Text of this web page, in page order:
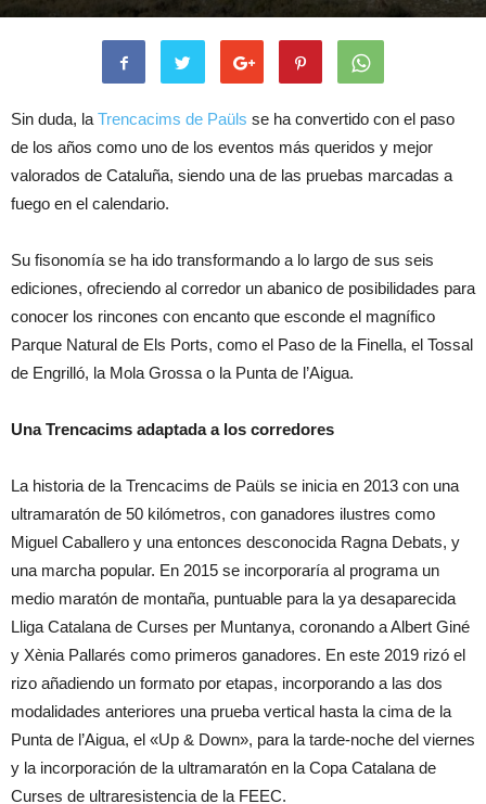
Sin duda, la Trencacims de Paüls se ha convertido con el paso
de los años como uno de los eventos más queridos y mejor
valorados de Cataluña, siendo una de las pruebas marcadas a
fuego en el calendario.
Su fisonomía se ha ido transformando a lo largo de sus seis
ediciones, ofreciendo al corredor un abanico de posibilidades para
conocer los rincones con encanto que esconde el magnífico
Parque Natural de Els Ports, como el Paso de la Finella, el Tossal
de Engrilló, la Mola Grossa o la Punta de l’Aigua.
Una Trencacims adaptada a los corredores
La historia de la Trencacims de Paüls se inicia en 2013 con una
ultramaratón de 50 kilómetros, con ganadores ilustres como
Miguel Caballero y una entonces desconocida Ragna Debats, y
una marcha popular. En 2015 se incorporaría al programa un
medio maratón de montaña, puntuable para la ya desaparecida
Lliga Catalana de Curses per Muntanya, coronando a Albert Giné
y Xènia Pallarés como primeros ganadores. En este 2019 rizó el
rizo añadiendo un formato por etapas, incorporando a las dos
modalidades anteriores una prueba vertical hasta la cima de la
Punta de l’Aigua, el «Up & Down», para la tarde-noche del viernes
y la incorporación de la ultramaratón en la Copa Catalana de
Curses de ultraresistencia de la FEEC.